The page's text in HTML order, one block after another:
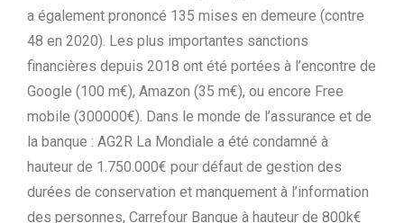
a également prononcé 135 mises en demeure (contre
48 en 2020). Les plus importantes sanctions
financières depuis 2018 ont été portées à l’encontre de
Google (100 m€), Amazon (35 m€), ou encore Free
mobile (300000€). Dans le monde de l’assurance et de
la banque : AG2R La Mondiale a été condamné à
hauteur de 1.750.000€ pour défaut de gestion des
durées de conservation et manquement à l’information
des personnes, Carrefour Banque à hauteur de 800k€